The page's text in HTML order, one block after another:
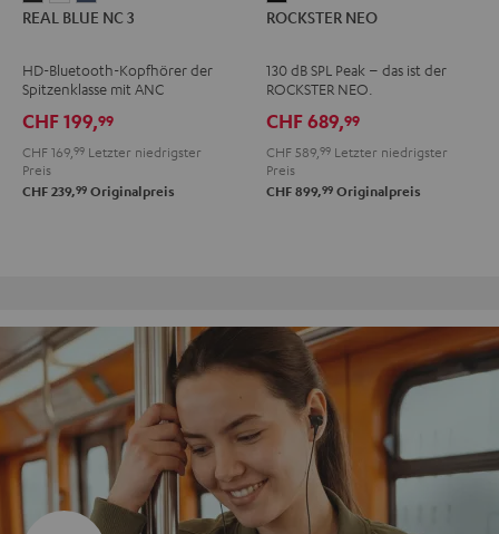
BLUE
3
Night
Black
BLUE
3
Pearl
White
BLUE
3
Steel
Blue
REAL BLUE NC 3
HD-Bluetooth-Kopfhörer der
Spitzenklasse mit ANC
CHF 199,99
CHF 169, 99 Letzter niedrigster
Preis
CHF 239,99 Originalpreis
NEO
ROCKSTER NEO
130 dB SPL Peak – das ist der
ROCKSTER NEO.
CHF 689,99
CHF 589, 99 Letzter niedrigster
Preis
CHF 899,99 Originalpreis